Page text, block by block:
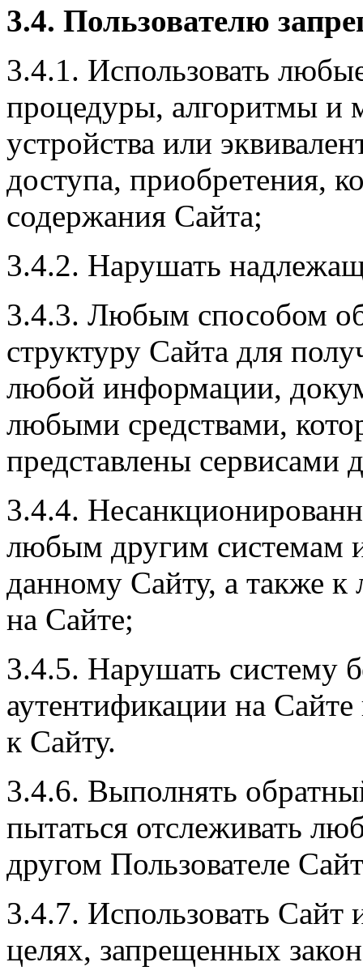
3.4. Пользователю
3.4.1. Использовать
процедуры, алгоритмы и
устройства или
доступа, приобретения,
содержания Сайта;
3.4.2. Нарушать
3.4.3. Любым способом
структуру Сайта для
любой информации,
любыми средствами,
представлены сервисами
3.4.4.
любым другим системам
данному Сайту, а также
на Сайте;
3.4.5. Нарушать систему
аутентификации на
к Сайту.
3.4.6. Выполнять
пытаться отслеживать
другом Пользователе
3.4.7. Использовать
целях, запрещенных